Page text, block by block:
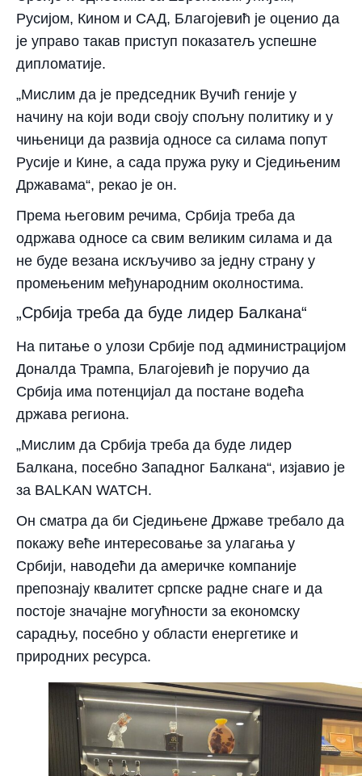
Русијом, Кином и САД, Благојевић је оценио да
је управо такав приступ показатељ успешне
дипломатије.
„Мислим да је председник Вучић геније у
начину на који води своју спољну политику и у
чињеници да развија односе са силама попут
Русије и Кине, а сада пружа руку и Сједињеним
Државама“, рекао је он.
Према његовим речима, Србија треба да
одржава односе са свим великим силама и да
не буде везана искључиво за једну страну у
промењеним међународним околностима.
„Србија треба да буде лидер Балкана“
На питање о улози Србије под администрацијом
Доналда Трампа, Благојевић је поручио да
Србија има потенцијал да постане водећа
држава региона.
„Мислим да Србија треба да буде лидер
Балкана, посебно Западног Балкана“, изјавио је
за BALKAN WATCH.
Он сматра да би Сједињене Државе требало да
покажу веће интересовање за улагања у
Србији, наводећи да америчке компаније
препознају квалитет српске радне снаге и да
постоје значајне могућности за економску
сарадњу, посебно у области енергетике и
природних ресурса.